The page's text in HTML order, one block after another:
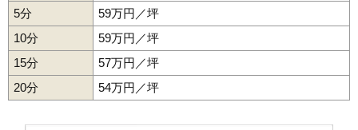
相場 2,900万円～3,200万円
(29.0万円/㎡~32.0万円/㎡)
マンションナビで
無料一括査定をする
5分
59万円／坪
10分
59万円／坪
15分
57万円／坪
20分
54万円／坪